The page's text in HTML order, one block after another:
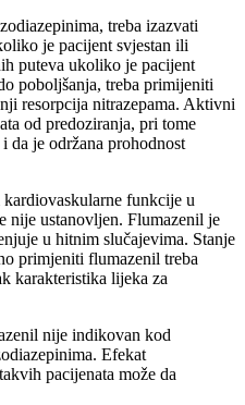
treba izazvati
je pacijent svjestan ili
puteva ukoliko je pacijent
poboljšanja, treba primijeniti
resorpcija nitrazepama. Aktivni
od predoziranja, pri tome
da je održana prohodnost
kardiovaskularne funkcije u
nije ustanovljen. Flumazenil je
u hitnim slučajevima. Stanje
primjeniti flumazenil treba
karakteristika lijeka za
nije indikovan kod
Efekat
pacijenata može da